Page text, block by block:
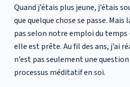
Quand j’étais plus jeune, j’étais
que quelque chose se passe.
pas selon notre emploi du temps
elle est prête. Au fil des ans, j’ai
n’est pas seulement une
processus méditatif en soi.